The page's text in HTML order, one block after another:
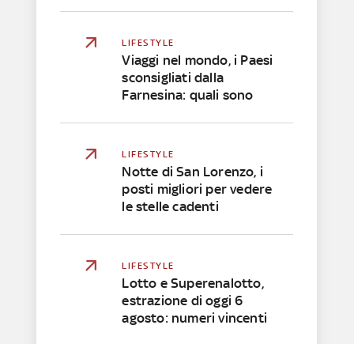
LIFESTYLE
Viaggi nel mondo, i Paesi
sconsigliati dalla
Farnesina: quali sono
LIFESTYLE
Notte di San Lorenzo, i
posti migliori per vedere
le stelle cadenti
LIFESTYLE
Lotto e Superenalotto,
estrazione di oggi 6
agosto: numeri vincenti